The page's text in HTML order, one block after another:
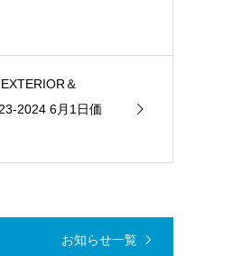
＆
2024 6月1日価
お知らせ一覧